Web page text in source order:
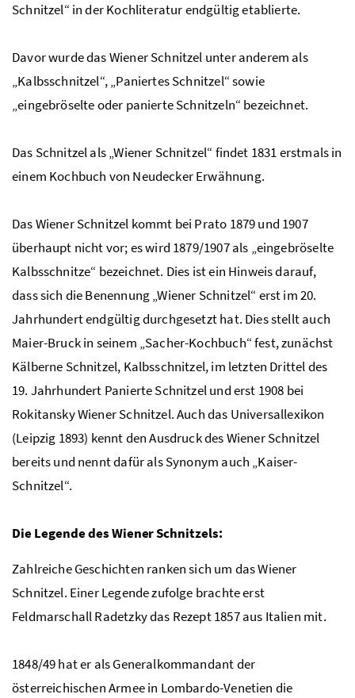
Schnitzel“ in der Kochliteratur endgültig etablierte.
Davor wurde das Wiener Schnitzel unter anderem als
„Kalbsschnitzel“, „Paniertes Schnitzel“ sowie
„eingebröselte oder panierte Schnitzeln“ bezeichnet.
Das Schnitzel als „Wiener Schnitzel“ findet 1831 erstmals in
einem Kochbuch von Neudecker Erwähnung.
Das Wiener Schnitzel kommt bei Prato 1879 und 1907
überhaupt nicht vor; es wird 1879/1907 als „eingebröselte
Kalbsschnitze“ bezeichnet. Dies ist ein Hinweis darauf,
dass sich die Benennung „Wiener Schnitzel“ erst im 20.
Jahrhundert endgültig durchgesetzt hat. Dies stellt auch
Maier-Bruck in seinem „Sacher-Kochbuch“ fest, zunächst
Kälberne Schnitzel, Kalbsschnitzel, im letzten Drittel des
19. Jahrhundert Panierte Schnitzel und erst 1908 bei
Rokitansky Wiener Schnitzel. Auch das Universallexikon
(Leipzig 1893) kennt den Ausdruck des Wiener Schnitzel
bereits und nennt dafür als Synonym auch „Kaiser-
Schnitzel“.
Die Legende des Wiener Schnitzels:
Zahlreiche Geschichten ranken sich um das Wiener
Schnitzel. Einer Legende zufolge brachte erst
Feldmarschall Radetzky das Rezept 1857 aus Italien mit.
1848/49 hat er als Generalkommandant der
österreichischen Armee in Lombardo-Venetien die